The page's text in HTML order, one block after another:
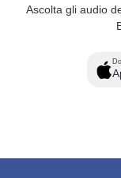
Ascolta gli audio